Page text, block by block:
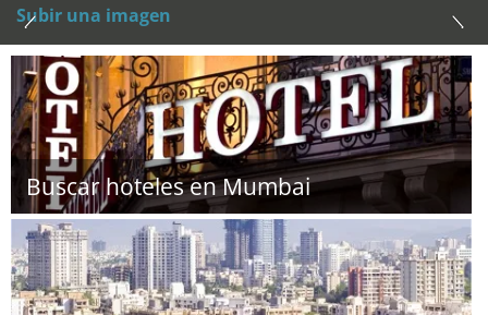
Subir una imagen
Buscar hoteles en Mumbai